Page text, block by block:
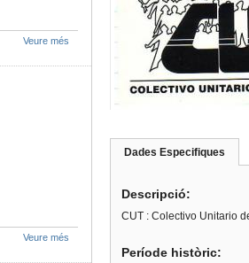
Dades Especifiques
Descripció:
CUT : Colectivo Unitario
Període històric:
Veure més
Veure més